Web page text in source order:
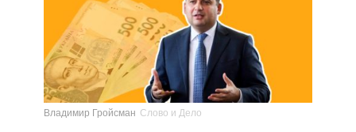
Владимир Гройсман Слово и Дело